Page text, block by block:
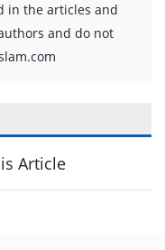
in the articles and
and do not
Article